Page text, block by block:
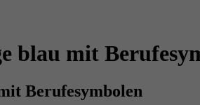
blau mit
Berufesymbolen